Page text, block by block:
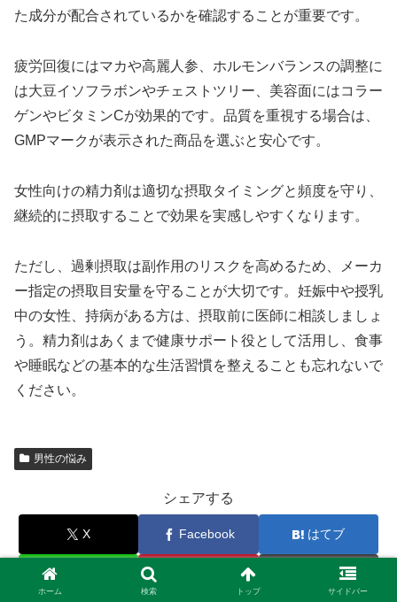
た成分が配合されているかを確認することが重要です。
疲労回復にはマカや高麗人参、ホルモンバランスの調整に
は大豆イソフラボンやチェストツリー、美容面にはコラー
ゲンやビタミンCが効果的です。品質を重視する場合は、
GMPマークが表示された商品を選ぶと安心です。
女性向けの精力剤は適切な摂取タイミングと頻度を守り、
継続的に摂取することで効果を実感しやすくなります。
ただし、過剰摂取は副作用のリスクを高めるため、メーカ
ー指定の摂取目安量を守ることが大切です。妊娠中や授乳
中の女性、持病がある方は、摂取前に医師に相談しましょ
う。精力剤はあくまで健康サポート役として活用し、食事
や睡眠などの基本的な生活習慣を整えることも忘れないで
ください。
男性の悩み
シェアする
X Facebook はてブ
コピー
ホーム 検索 トップ サイドバー